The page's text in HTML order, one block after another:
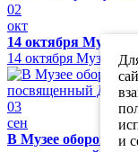
02
окт
14 октября Музей
14 октября Музей
03
сен
В Музее обороныи